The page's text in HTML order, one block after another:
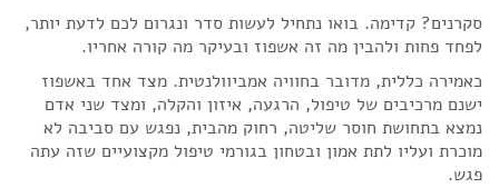
סקרנים? קדימה. בואו נתחיל לעשות סדר ונגרום לכם לדעת יותר,
לפחד פחות ולהבין מה זה אשפוז ובעיקר מה קורה אחריו.
כאמירה כללית, מדובר בחוויה אמביוולנטית. מצד אחד באשפוז
ישנם מרכיבים של טיפול, הרגעה, איזון והקלה, ומצד שני אדם
נמצא בתחושת חוסר שליטה, רחוק מהבית, נפגש עם סביבה לא
מוכרת ועליו לתת אמון ובטחון בגורמי טיפול מקצועיים שזה עתה
פגש.